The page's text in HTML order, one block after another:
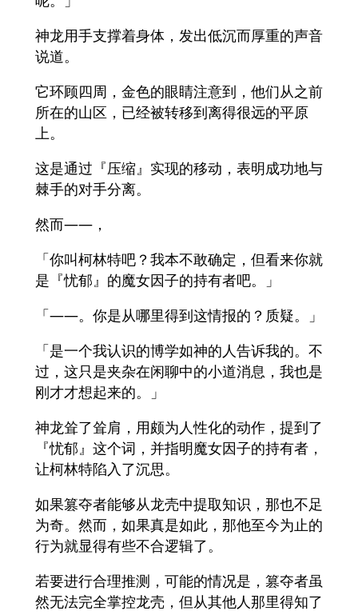
神龙用手支撑着身体，发出低沉而厚重的声音
说道。
它环顾四周，金色的眼睛注意到，他们从之前
所在的山区，已经被转移到离得很远的平原
上。
这是通过『压缩』实现的移动，表明成功地与
棘手的对手分离。
然而——，
「你叫柯林特吧？我本不敢确定，但看来你就
是『忧郁』的魔女因子的持有者吧。」
「——。你是从哪里得到这情报的？质疑。」
「是一个我认识的博学如神的人告诉我的。不
过，这只是夹杂在闲聊中的小道消息，我也是
刚才才想起来的。」
神龙耸了耸肩，用颇为人性化的动作，提到了
『忧郁』这个词，并指明魔女因子的持有者，
让柯林特陷入了沉思。
如果篡夺者能够从龙壳中提取知识，那也不足
为奇。然而，如果真是如此，那他至今为止的
行为就显得有些不合逻辑了。
若要进行合理推测，可能的情况是，篡夺者虽
然无法完全掌控龙壳，但从其他人那里得知了